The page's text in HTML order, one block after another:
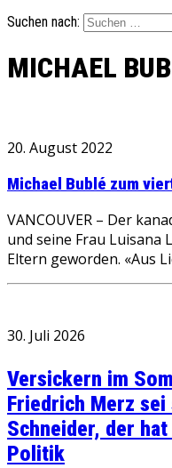
Suchen nach:
MICHAEL
20. August 2022
Michael Bublé zum
VANCOUVER – Der
und seine Frau Luisana
Eltern geworden. «Aus
30. Juli 2026
Versickern im
Friedrich Merz
Schneider, der
Politik